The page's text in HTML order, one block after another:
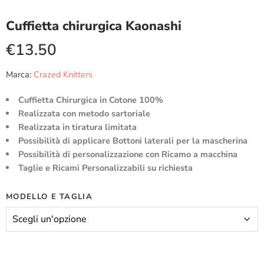
Cuffietta chirurgica Kaonashi
€13.50
Marca: Crazed Knitters
Cuffietta Chirurgica in Cotone 100%
Realizzata con metodo sartoriale
Realizzata in tiratura limitata
Possibilità di applicare Bottoni laterali per la mascherina
Possibilità di personalizzazione con Ricamo a macchina
Taglie e Ricami Personalizzabili su richiesta
MODELLO E TAGLIA